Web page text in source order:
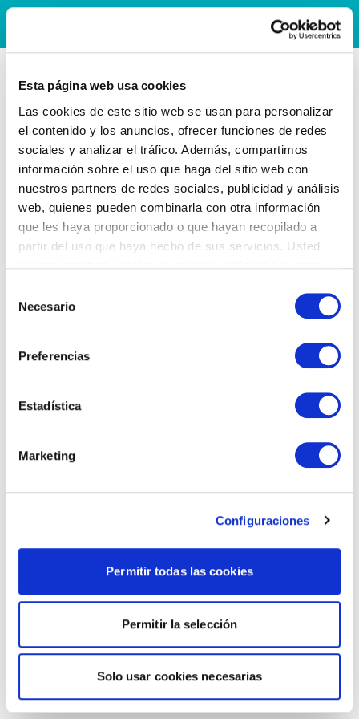
Esta página web usa cookies
Las cookies de este sitio web se usan para personalizar
el contenido y los anuncios, ofrecer funciones de redes
sociales y analizar el tráfico. Además, compartimos
información sobre el uso que haga del sitio web con
nuestros partners de redes sociales, publicidad y análisis
web, quienes pueden combinarla con otra información
que les haya proporcionado o que hayan recopilado a
partir del uso que haya hecho de sus servicios. Usted
Necesario
Preferencias
Estadística
Marketing
Configuraciones
Permitir todas las cookies
Permitir la selección
Solo usar cookies necesarias